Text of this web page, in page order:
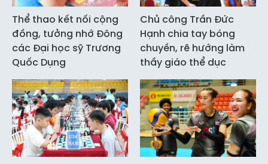
Thể thao kết nối cộng
đồng, tưởng nhớ Đông
các Đại học sỹ Trương
Quốc Dụng
Chủ công Trần Đức
Hạnh chia tay bóng
chuyền, rẽ hướng làm
thầy giáo thể dục